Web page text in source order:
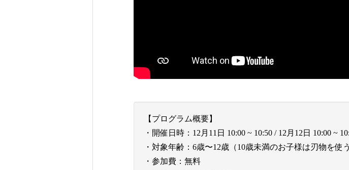
【プログラム概要】
・開催日時：12月11日 10:00 ~ 10:50 / 12月12日 10:00 ~
・対象年齢：6歳〜12歳（10歳未満のお子様は刃物を使
・参加費：無料